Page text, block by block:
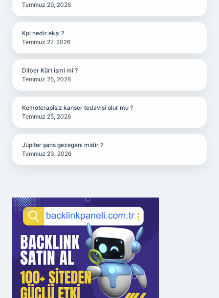
Temmuz 29, 2026
Kpi nedir ekşi ?
Temmuz 27, 2026
Dilber Kürt ismi mi ?
Temmuz 25, 2026
Kemoterapisiz kanser tedavisi olur mu ?
Temmuz 25, 2026
Jüpiter şans gezegeni midir ?
Temmuz 23, 2026